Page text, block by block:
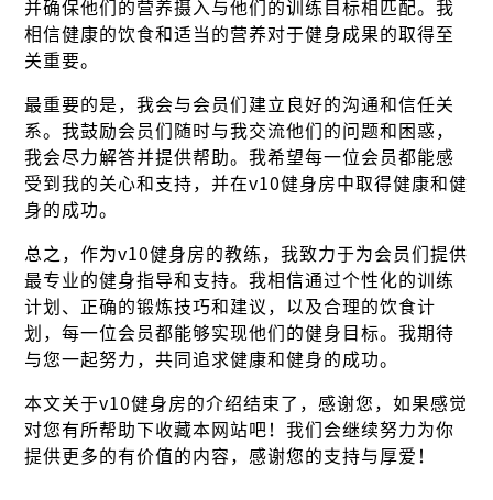
并确保他们的营养摄入与他们的训练目标相匹配。我
相信健康的饮食和适当的营养对于健身成果的取得至
关重要。
最重要的是，我会与会员们建立良好的沟通和信任关
系。我鼓励会员们随时与我交流他们的问题和困惑，
我会尽力解答并提供帮助。我希望每一位会员都能感
受到我的关心和支持，并在v10健身房中取得健康和健
身的成功。
总之，作为v10健身房的教练，我致力于为会员们提供
最专业的健身指导和支持。我相信通过个性化的训练
计划、正确的锻炼技巧和建议，以及合理的饮食计
划，每一位会员都能够实现他们的健身目标。我期待
与您一起努力，共同追求健康和健身的成功。
本文关于v10健身房的介绍结束了，感谢您，如果感觉
对您有所帮助下收藏本网站吧！我们会继续努力为你
提供更多的有价值的内容，感谢您的支持与厚爱！